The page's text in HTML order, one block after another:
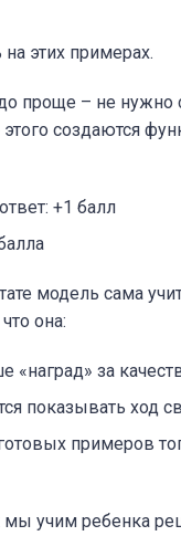
этих примерах.
проще – не
создаются
+1 балл
модель сама
она:
«наград» за
показывать ход
примеров
мы учим ребенка